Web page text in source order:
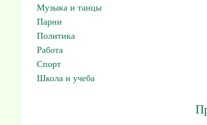
Музыка и танцы
Парни
Политика
Работа
Спорт
Школа и учеба